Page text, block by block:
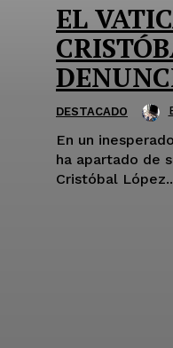
EL
DESTACADO
En un
ha apartado de
Cristóbal